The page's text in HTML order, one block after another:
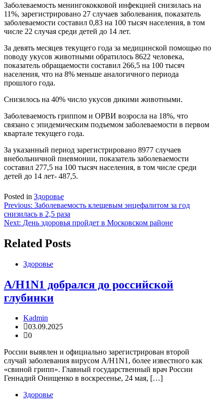
Заболеваемость менингококковой инфекцией снизилась на
11%, зарегистрировано 27 случаев заболевания, показатель
заболеваемости составил 0,83 на 100 тысяч населения, в том
числе 22 случая среди детей до 14 лет.
За девять месяцев текущего года за медицинской помощью по
поводу укусов животными обратилось 8622 человека,
показатель обращаемости составил 266,5 на 100 тысяч
населения, что на 8% меньше аналогичного периода
прошлого года.
Снизилось на 40% число укусов дикими животными.
Заболеваемость гриппом и ОРВИ возросла на 18%, что
связано с эпидемическим подъемом заболеваемости в первом
квартале текущего года.
За указанный период зарегистрировано 8977 случаев
внебольничной пневмонии, показатель заболеваемости
составил 277,5 на 100 тысяч населения, в том числе среди
детей до 14 лет- 487,5.
Posted in Здоровье
Навигация
по
Previous: Заболеваемость клещевым энцефалитом за год
снизилась в 2,5 раза
Next: День здоровья пройдет в Московском районе
Related Posts
Здоровье
A/H1N1 добрался до российской
глубинки
Kadmin
03.09.2025
0
России выявлен и официально зарегистрирован второй
случай заболевания вирусом A/H1N1, более известного как
«свиной грипп». Главный государственный врач России
Геннадий Онищенко в воскресенье, 24 мая, […]
Здоровье